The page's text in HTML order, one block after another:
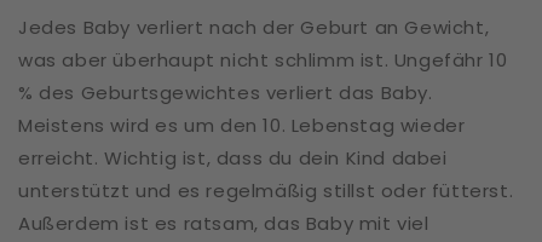
Jedes Baby verliert nach der Geburt an Gewicht,
was aber überhaupt nicht schlimm ist. Ungefähr 10
% des Geburtsgewichtes verliert das Baby.
Meistens wird es um den 10. Lebenstag wieder
erreicht. Wichtig ist, dass du dein Kind dabei
unterstützt und es regelmäßig stillst oder fütterst.
Außerdem ist es ratsam, das Baby mit viel